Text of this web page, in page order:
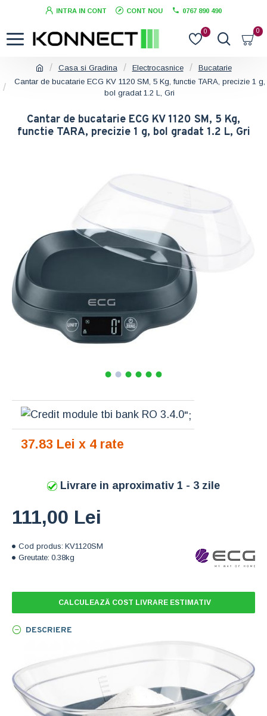
INTRA IN CONT CONT NOU 0767 890 490
0 0
Casa si Gradina Electrocasnice
Bucatarie
Cantar de bucatarie ECG KV 1120 SM, 5 Kg, functie TARA, precizie 1 g,
bol gradat 1.2 L, Gri
Cantar de bucatarie ECG KV 1120 SM, 5 Kg,
functie TARA, precizie 1 g, bol gradat 1.2 L, Gri
Cod produs: KV1120SM
Greutate: 0.38kg
111,00 Lei
";
37.83 Lei x 4 rate
Livrare in aproximativ 1 - 3 zile
CALCULEAZĂ COST LIVRARE ESTIMATIV
DESCRIERE